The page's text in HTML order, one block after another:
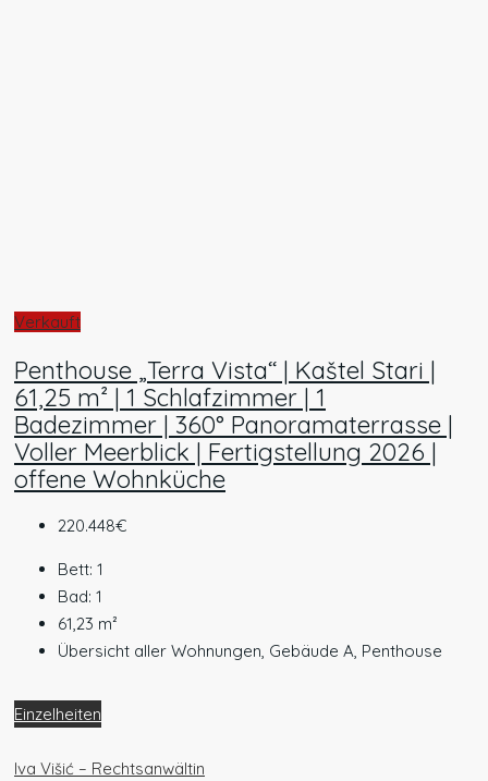
Verkauft
Penthouse „Terra Vista“ | Kaštel Stari |
61,25 m² | 1 Schlafzimmer | 1
Badezimmer | 360° Panoramaterrasse |
Voller Meerblick | Fertigstellung 2026 |
offene Wohnküche
220.448€
Bett: 1
Bad: 1
61,23 m²
Übersicht aller Wohnungen, Gebäude A, Penthouse
Einzelheiten
Iva Višić – Rechtsanwältin